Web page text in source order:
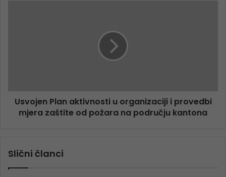
Usvojen Plan aktivnosti u organizaciji i provedbi
mjera zaštite od požara na području kantona
Slični članci